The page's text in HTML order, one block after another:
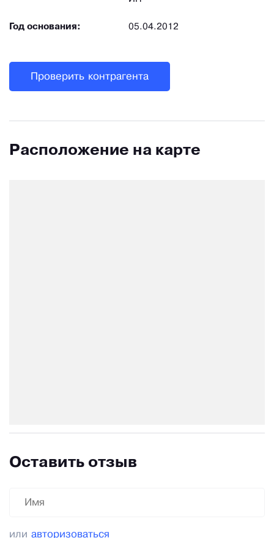
Год основания: 05.04.2012
Проверить контрагента
Расположение на карте
Оставить отзыв
или авторизоваться